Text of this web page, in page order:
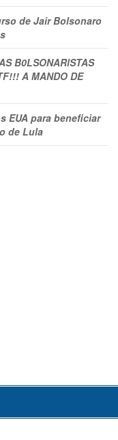
de Jair Bolsonaro
B0LSONARlSTAS
A MANDO DE
EUA para beneficiar
de Lula